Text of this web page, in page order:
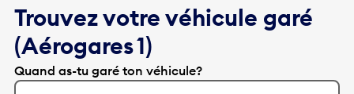
Trouvez votre véhicule garé
(Aérogares 1)
Quand as-tu garé ton véhicule?